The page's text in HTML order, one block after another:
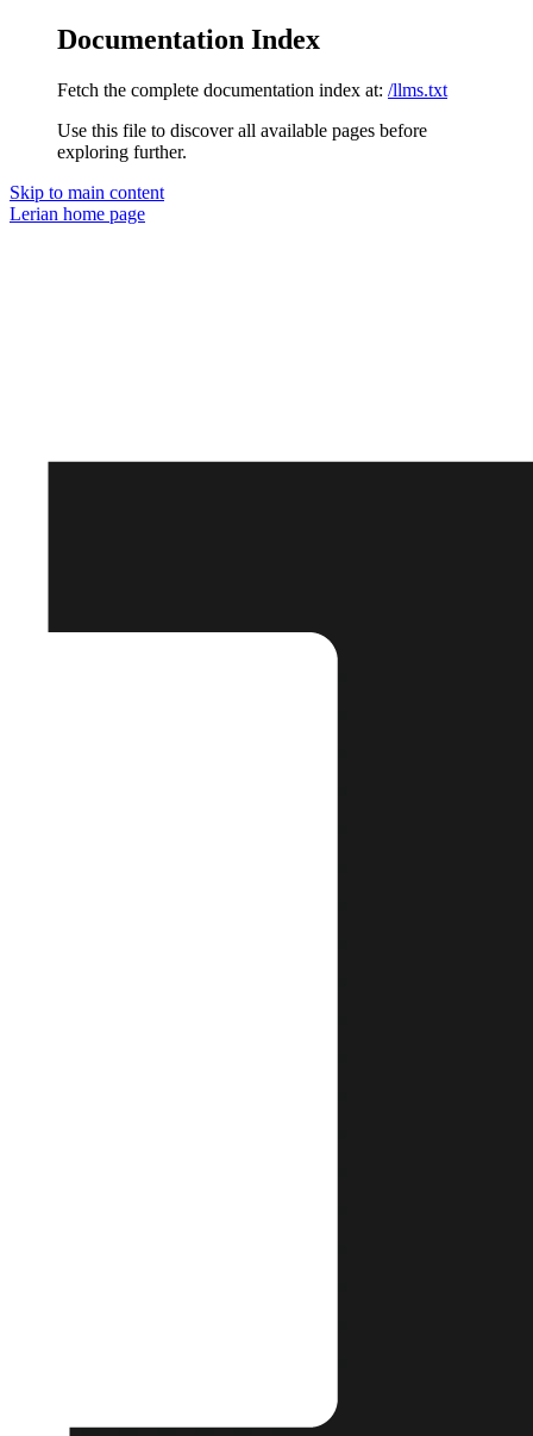
Documentation Index
Fetch the complete documentation index at: /llms.txt
Use this file to discover all available pages before
exploring further.
Skip to main content
Lerian home page